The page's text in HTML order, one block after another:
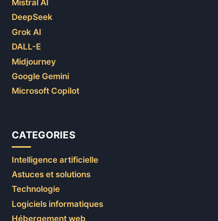
Mistral AI
DeepSeek
Grok AI
DALL-E
Midjourney
Google Gemini
Microsoft Copilot
CATEGORIES
Intelligence artificielle
Astuces et solutions
Technologie
Logiciels informatiques
Hébergement web